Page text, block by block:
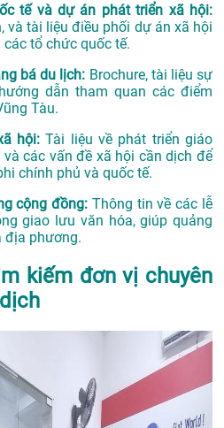
tế và dự án phát triển xã hội:
và tài liệu điều phối dự án xã hội
các tổ chức quốc tế.
bá du lịch: Brochure, tài liệu sự
dẫn tham quan các điểm
Tàu.
hội:Tài liệu về phát triển giáo
các vấn đề xã hội cần dịch để
chính phủ và quốc tế.
cộng đồng: Thông tin về các lễ
giao lưu văn hóa, giúp quảng
địa phương.
kiếm đơn vị chuyên